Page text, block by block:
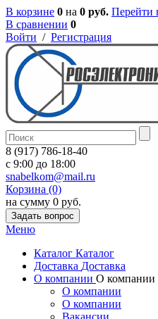
В корзине 0 на 0 руб. Перейти
В сравнении 0
Войти / Регистрация
8 (917) 786-18-40
c 9:00 до 18:00
snabelkom@mail.ru
Корзина (0)
на сумму 0 руб.
Задать вопрос
Меню
Каталог Каталог
Доставка Доставка
О компании О компании
О компании
О компании
Вакансии